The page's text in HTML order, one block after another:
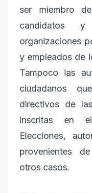
ser miembro
candidatos
organizaciones
y empleados de
Tampoco las
ciudadanos
directivos de
inscritas en
Elecciones,
provenientes
otros casos.